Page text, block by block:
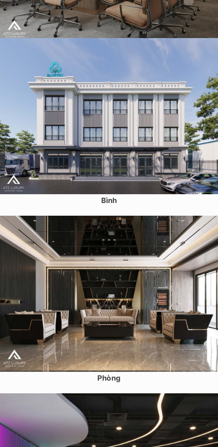
Thiết kế văn phòng Tập đoàn dược phẩm Starmed chi nhánh
TPHCM
Thiết kế văn phòng nhà điều hành nhà máy sợi Bluetex- Thái
Bình
Thiết kế văn phòng công ty công nghiệp điện Heijco tại Hải
Phòng